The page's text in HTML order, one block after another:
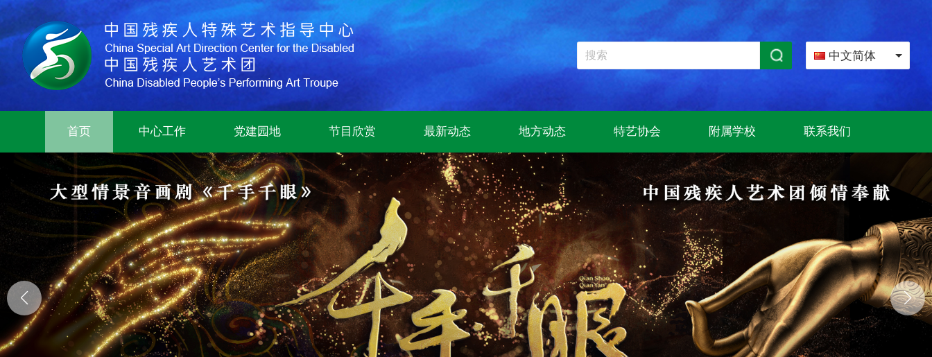
中文简体
首页 中心工作 党建园地 节目欣赏 最新动态 地方动态 特艺协会 附属学校 联系我们